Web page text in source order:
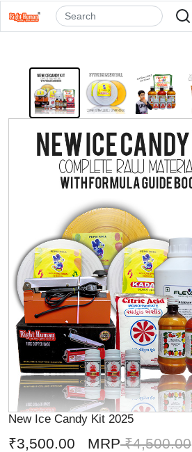
New Ice Candy Kit 2025
₹3,500.00 MRP₹4,500.00